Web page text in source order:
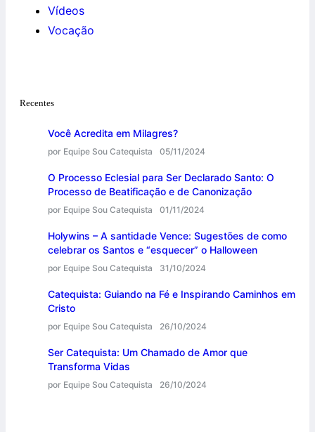
Vídeos
Vocação
Recentes
Você Acredita em Milagres?
por Equipe Sou Catequista 05/11/2024
O Processo Eclesial para Ser Declarado Santo: O
Processo de Beatificação e de Canonização
por Equipe Sou Catequista 01/11/2024
Holywins – A santidade Vence: Sugestões de como
celebrar os Santos e “esquecer” o Halloween
por Equipe Sou Catequista 31/10/2024
Catequista: Guiando na Fé e Inspirando Caminhos em
Cristo
por Equipe Sou Catequista 26/10/2024
Ser Catequista: Um Chamado de Amor que
Transforma Vidas
por Equipe Sou Catequista 26/10/2024